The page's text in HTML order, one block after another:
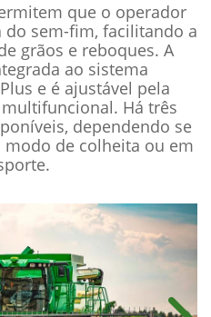
que o operador
do sem-fim, facilitando a
grãos e reboques. A
ao sistema
e é ajustável pela
Há três
dependendo se
de colheita ou em